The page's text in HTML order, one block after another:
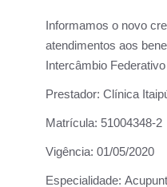
Informamos o novo
atendimentos aos
Intercâmbio
Prestador: Clínica
Matrícula: 51004348-2
Vigência: 01/05/2020
Especialidade: